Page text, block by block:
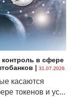
контроль в сфере
| 31.07.2026
касаются
токенов и ус...